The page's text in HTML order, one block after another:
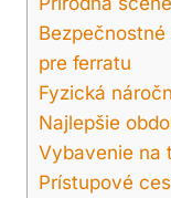
pre ferratu
Fyzická
Najlepšie
Vybavenie na
Prístupové